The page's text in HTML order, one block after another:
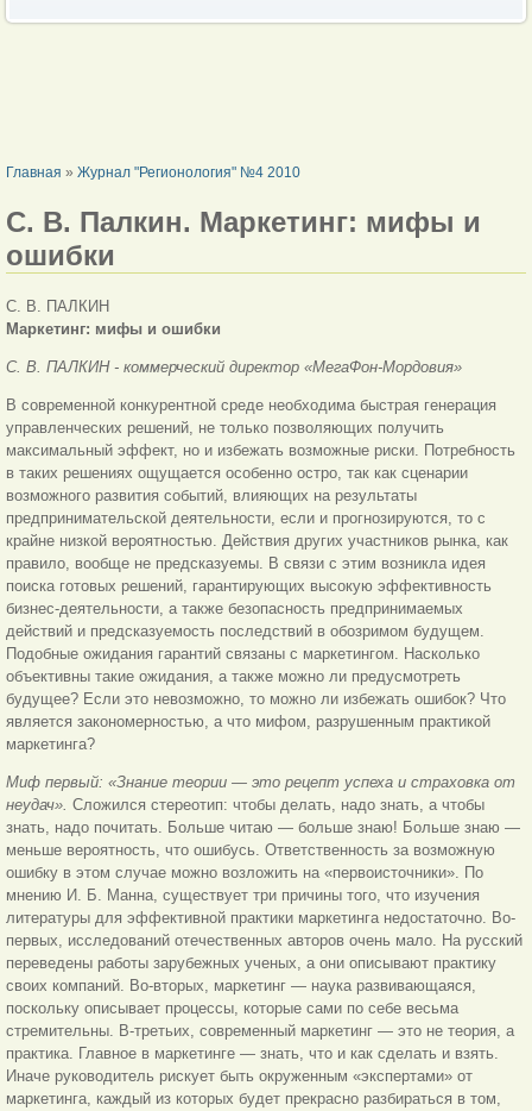
ВЫ ЗДЕСЬ
Главная » Журнал "Регионология" №4 2010
С. В. Палкин. Маркетинг: мифы и
ошибки
С. В. ПАЛКИН
Маркетинг: мифы и ошибки
С. В. ПАЛКИН- коммерческий директор «МегаФон-Мордовия»
В современной конкурентной среде необходима быстрая генерация
управленческих решений, не только позволяющих получить
максимальный эффект, но и избежать возможные риски. Потребность
в таких решениях ощущается особенно остро, так как сценарии
возможного развития событий, влияющих на результаты
предпринимательской деятельности, если и прогнозируются, то с
крайне низкой вероятностью. Действия других участников рынка, как
правило, вообще не предсказуемы. В связи с этим возникла идея
поиска готовых решений, гарантирующих высокую эффективность
бизнес-деятельности, а также безопасность предпринимаемых
действий и предсказуемость последствий в обозримом будущем.
Подобные ожидания гарантий связаны с маркетингом. Насколько
объективны такие ожидания, а также можно ли предусмотреть
будущее? Если это невозможно, то можно ли избежать ошибок? Что
является закономерностью, а что мифом, разрушенным практикой
маркетинга?
Миф первый: «Знание теории — это рецепт успеха и страховка от
неудач». Сложился стереотип: чтобы делать, надо знать, а чтобы
знать, надо почитать. Больше читаю — больше знаю! Больше знаю —
меньше вероятность, что ошибусь. Ответственность за возможную
ошибку в этом случае можно возложить на «первоисточники». По
мнению И. Б. Манна, существует три причины того, что изучения
литературы для эффективной практики маркетинга недостаточно. Во-
первых, исследований отечественных авторов очень мало. На русский
переведены работы зарубежных ученых, а они описывают практику
своих компаний. Во-вторых, маркетинг — наука развивающаяся,
поскольку описывает процессы, которые сами по себе весьма
стремительны. В-третьих, современный маркетинг — это не теория, а
практика. Главное в маркетинге — знать, что и как сделать и взять.
Иначе руководитель рискует быть окруженным «экспертами» от
маркетинга, каждый из которых будет прекрасно разбираться в том,